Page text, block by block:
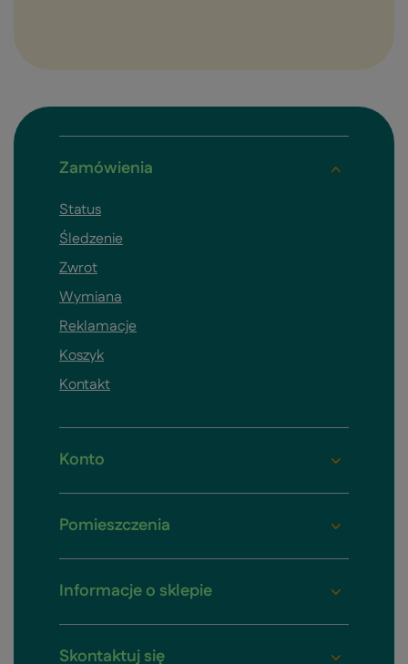
Zamówienia
Status
Śledzenie
Zwrot
Wymiana
Reklamacje
Koszyk
Kontakt
Konto
Pomieszczenia
Informacje o sklepie
Skontaktuj się